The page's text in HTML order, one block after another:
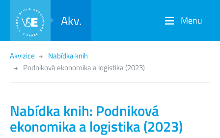
Akv. Menu
Akvizice
Nabídka knih
Podniková ekonomika a logistika (2023)
Nabídka knih: Podniková
ekonomika a logistika (2023)